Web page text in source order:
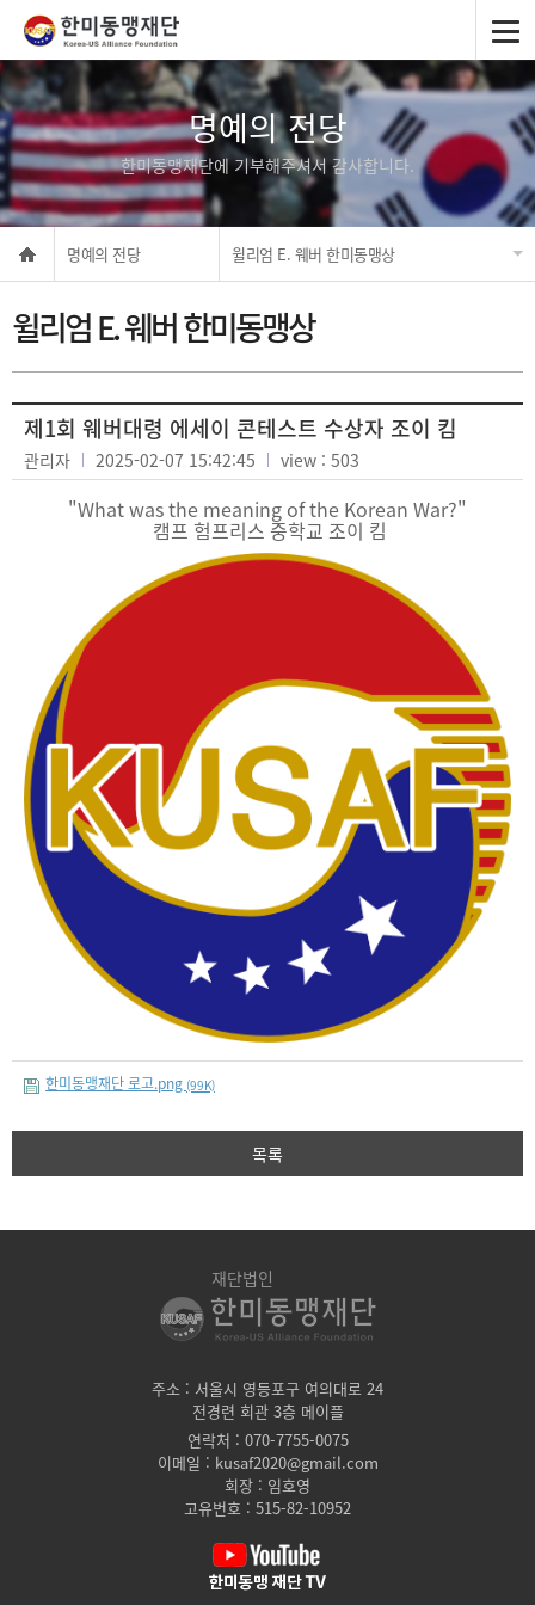
명예의 전당
한미동맹재단에 기부해주셔서 감사합니다.
명예의 전당 윌리엄 E. 웨버 한미동맹상
윌리엄 E. 웨버 한미동맹상
제1회 웨버대령 에세이 콘테스트 수상자 조이 킴
관리자 2025-02-07 15:42:45 view : 503
"What was the meaning of the Korean War?"
캠프 험프리스 중학교 조이 킴
한미동맹재단 로고.png (99K)
목록
재단법인
주소 : 서울시 영등포구 여의대로 24
전경련 회관 3층 메이플
연락처 : 070-7755-0075
이메일 : kusaf2020@gmail.com
회장 : 임호영
고유번호 : 515-82-10952